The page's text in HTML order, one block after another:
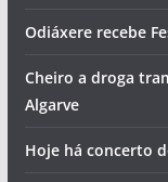
Odiáxere recebe
Cheiro a droga
Algarve
Hoje há concerto